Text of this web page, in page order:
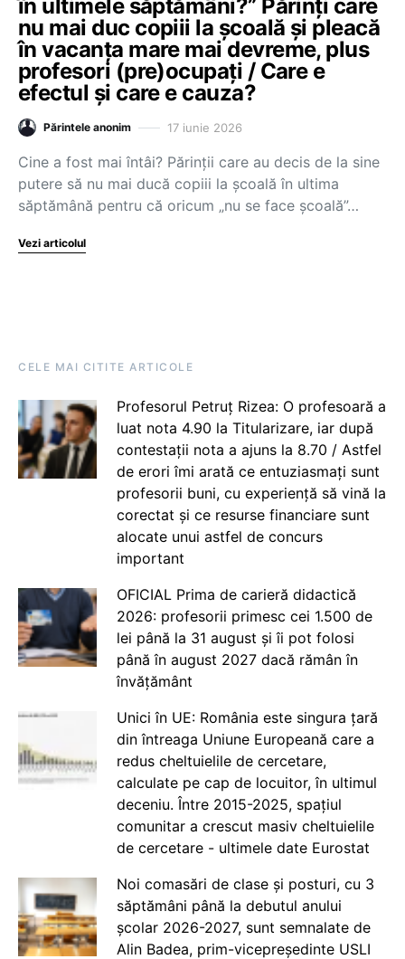
în ultimele săptămâni?” Părinți care
nu mai duc copiii la școală și pleacă
în vacanța mare mai devreme, plus
profesori (pre)ocupați / Care e
efectul și care e cauza?
Părintele anonim 17 iunie 2026
Cine a fost mai întâi? Părinții care au decis de la sine
putere să nu mai ducă copiii la școală în ultima
săptămână pentru că oricum „nu se face școală”…
Vezi articolul
CELE MAI CITITE ARTICOLE
Profesorul Petruț Rizea: O profesoară a
luat nota 4.90 la Titularizare, iar după
contestații nota a ajuns la 8.70 / Astfel
de erori îmi arată ce entuziasmați sunt
profesorii buni, cu experiență să vină la
corectat și ce resurse financiare sunt
alocate unui astfel de concurs
important
OFICIAL Prima de carieră didactică
2026: profesorii primesc cei 1.500 de
lei până la 31 august și îi pot folosi
până în august 2027 dacă rămân în
învățământ
Unici în UE: România este singura țară
din întreaga Uniune Europeană care a
redus cheltuielile de cercetare,
calculate pe cap de locuitor, în ultimul
deceniu. Între 2015-2025, spațiul
comunitar a crescut masiv cheltuielile
de cercetare - ultimele date Eurostat
Noi comasări de clase și posturi, cu 3
săptămâni până la debutul anului
școlar 2026-2027, sunt semnalate de
Alin Badea, prim-vicepreședinte USLI